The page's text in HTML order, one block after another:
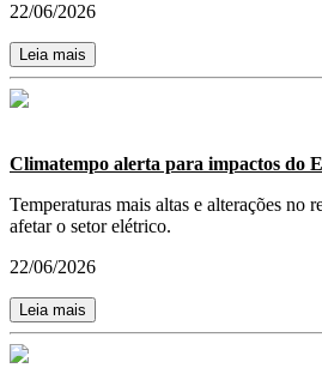
22/06/2026
Leia mais
Climatempo alerta para impactos do
Temperaturas mais altas e alterações no
afetar o setor elétrico.
22/06/2026
Leia mais